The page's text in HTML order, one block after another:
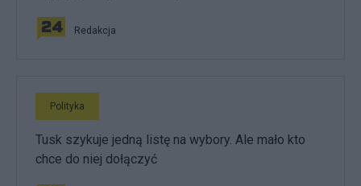
Redakcja
Polityka
Tusk szykuje jedną listę na wybory. Ale mało kto
chce do niej dołączyć